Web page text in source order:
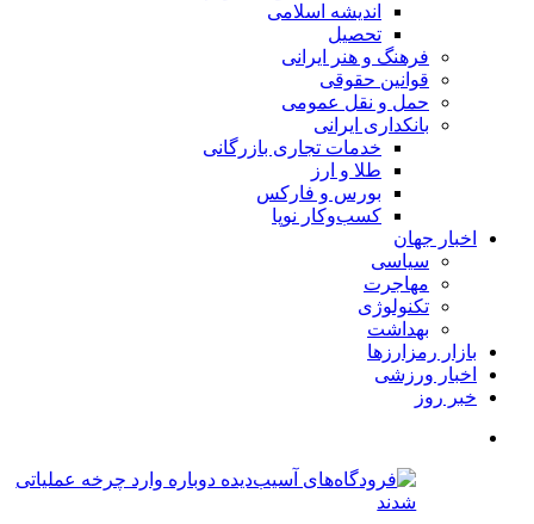
اندیشه اسلامی
تحصیل
فرهنگ و هنر ایرانی
قوانین حقوقی
حمل و نقل عمومی
بانکداری ایرانی
خدمات تجاری بازرگانی
طلا و ارز
بورس و فارکس
کسب‌وکار نوپا
اخبار جهان
سیاسی
مهاجرت
تکنولوژی
بهداشت
بازار رمزارزها
اخبار ورزشی
خبر روز